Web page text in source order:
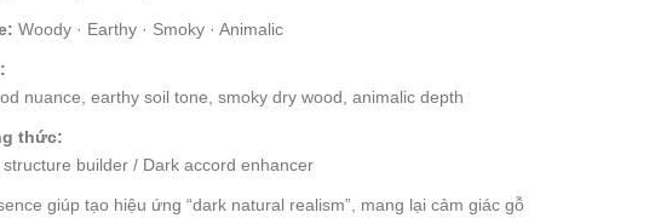
Woody · Earthy · Smoky · Animalic
nuance, earthy soil tone, smoky dry wood, animalic depth
thức:
builder / Dark accord enhancer
giúp tạo hiệu ứng “dark natural realism”, mang lại cảm giác gỗ